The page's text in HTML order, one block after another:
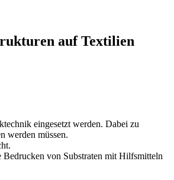
auf Textilien
eingesetzt werden. Dabei zu
werden müssen.
von Substraten mit Hilfsmitteln